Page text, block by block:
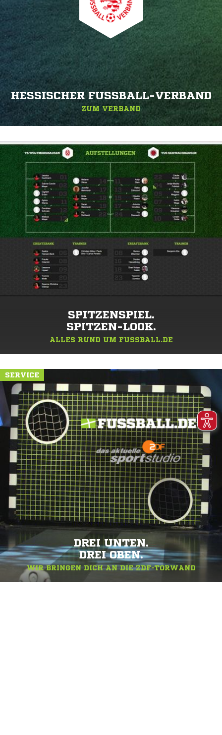
HESSISCHER FUSSBALL-VERBAND
ZUM VERBAND
SPITZENSPIEL.
SPITZEN-LOOK.
ALLES RUND UM FUSSBALL.DE
SERVICE
DREI UNTEN.
DREI OBEN.
WIR BRINGEN DICH AN DIE ZDF-TORWAND